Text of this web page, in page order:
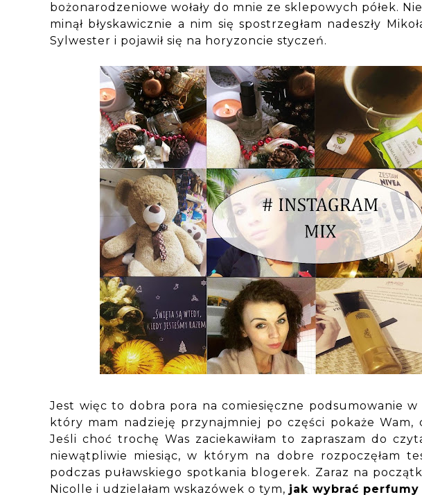
bożonarodzeniowe wołały do mnie ze sklepowych półek.
minął błyskawicznie a nim się spostrzegłam nadeszły
Sylwester i pojawił się na horyzoncie styczeń.
Jest więc to dobra pora na comiesięczne podsumowanie
który mam nadzieję przynajmniej po części pokaże Wam,
Jeśli choć trochę Was zaciekawiłam to zapraszam do
niewątpliwie miesiąc, w którym na dobre rozpoczęłam
podczas puławskiego spotkania blogerek. Zaraz na
Nicolle i udzielałam wskazówek o tym, jak wybrać